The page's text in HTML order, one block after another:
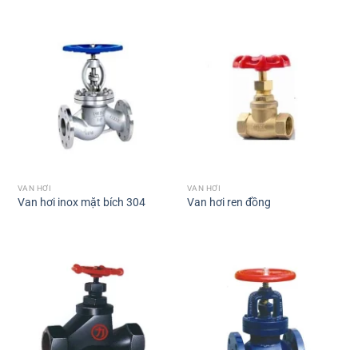
VAN HƠI
Van hơi inox mặt bích 304
VAN HƠI
Van hơi ren đồng